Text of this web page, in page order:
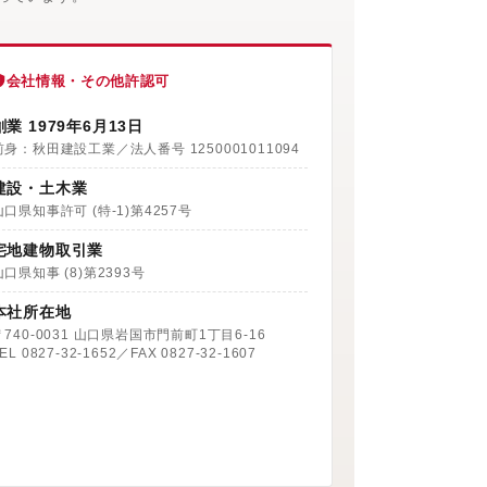
会社情報・その他許認可
業 1979年6月13日
身：秋田建設工業／法人番号 1250001011094
設・土木業
口県知事許可 (特-1)第4257号
地建物取引業
口県知事 (8)第2393号
社所在地
740-0031 山口県岩国市門前町1丁目6-16
0827-32-1652／FAX 0827-32-1607